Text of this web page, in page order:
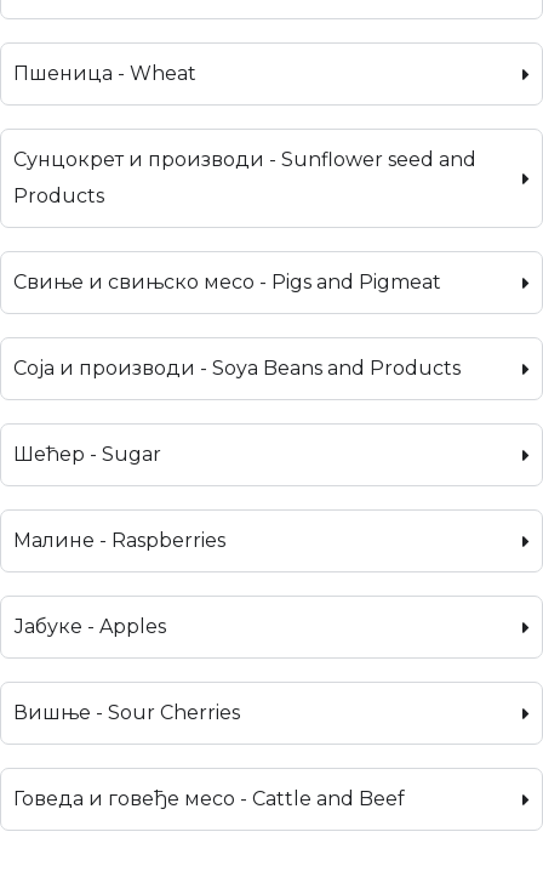
Пшеница - Wheat
Сунцокрет и производи - Sunflower seed and
Products
Свиње и свињско месо - Pigs and Pigmeat
Соја и производи - Soya Beans and Products
Шећер - Sugar
Малине - Raspberries
Јабуке - Apples
Вишње - Sour Cherries
Говеда и говеђе месо - Cattle and Beef